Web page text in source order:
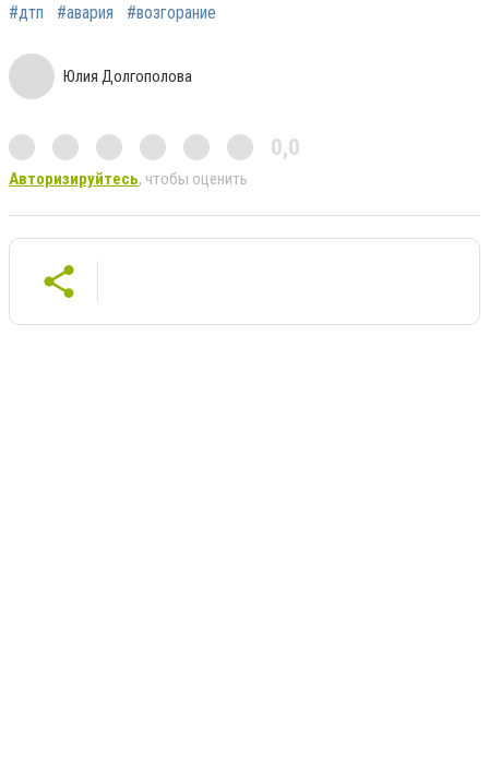
#дтп #авария #возгорание
Юлия Долгополова
0,0
Авторизируйтесь, чтобы оценить